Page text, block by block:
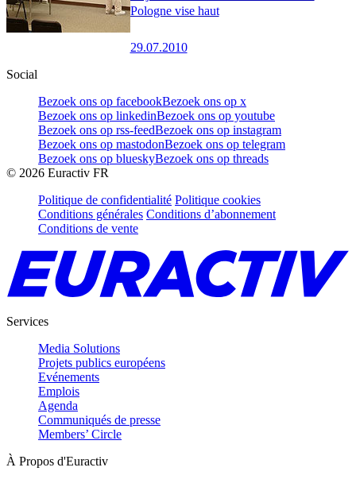
Pologne vise haut
29.07.2010
Social
Bezoek ons op facebookBezoek ons op x
Bezoek ons op linkedinBezoek ons op youtube
Bezoek ons op rss-feedBezoek ons op instagram
Bezoek ons op mastodonBezoek ons op telegram
Bezoek ons op blueskyBezoek ons op threads
© 2026 Euractiv FR
Politique de confidentialité Politique cookies
Conditions générales Conditions d’abonnement
Conditions de vente
Services
Media Solutions
Projets publics européens
Evénements
Emplois
Agenda
Communiqués de presse
Members’ Circle
À Propos d'Euractiv